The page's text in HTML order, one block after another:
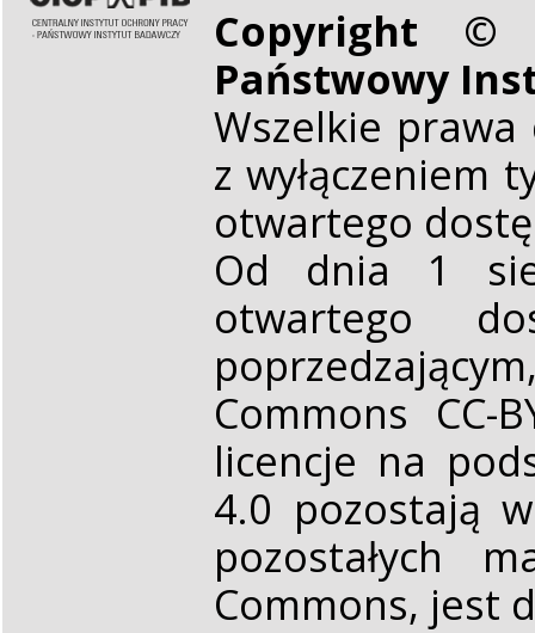
Copyright ©
Państwowy
Wszelkie
z wyłączeniem
otwartego
Od dnia 1
otwartego
Commons CC-
licencje na
4.0 pozostają
pozostałych
Commons, jest